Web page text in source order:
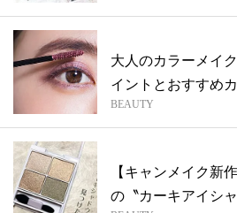
大人のカラーメイ
イントとおすすめ
BEAUTY
【キャンメイク新
の〝カーキアイシャ